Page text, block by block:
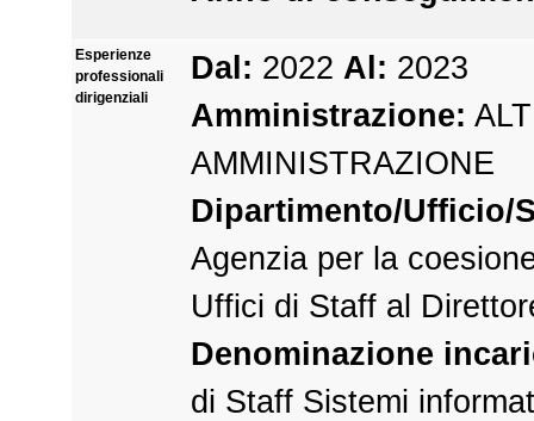
Esperienze
professionali
dirigenziali
Dal: 2022 Al: 2023
Amministrazione:
AMMINISTRAZIONE
Dipartimento/Ufficio/
Agenzia per la
Uffici di Staff al
Denominazione
di Staff Sistemi